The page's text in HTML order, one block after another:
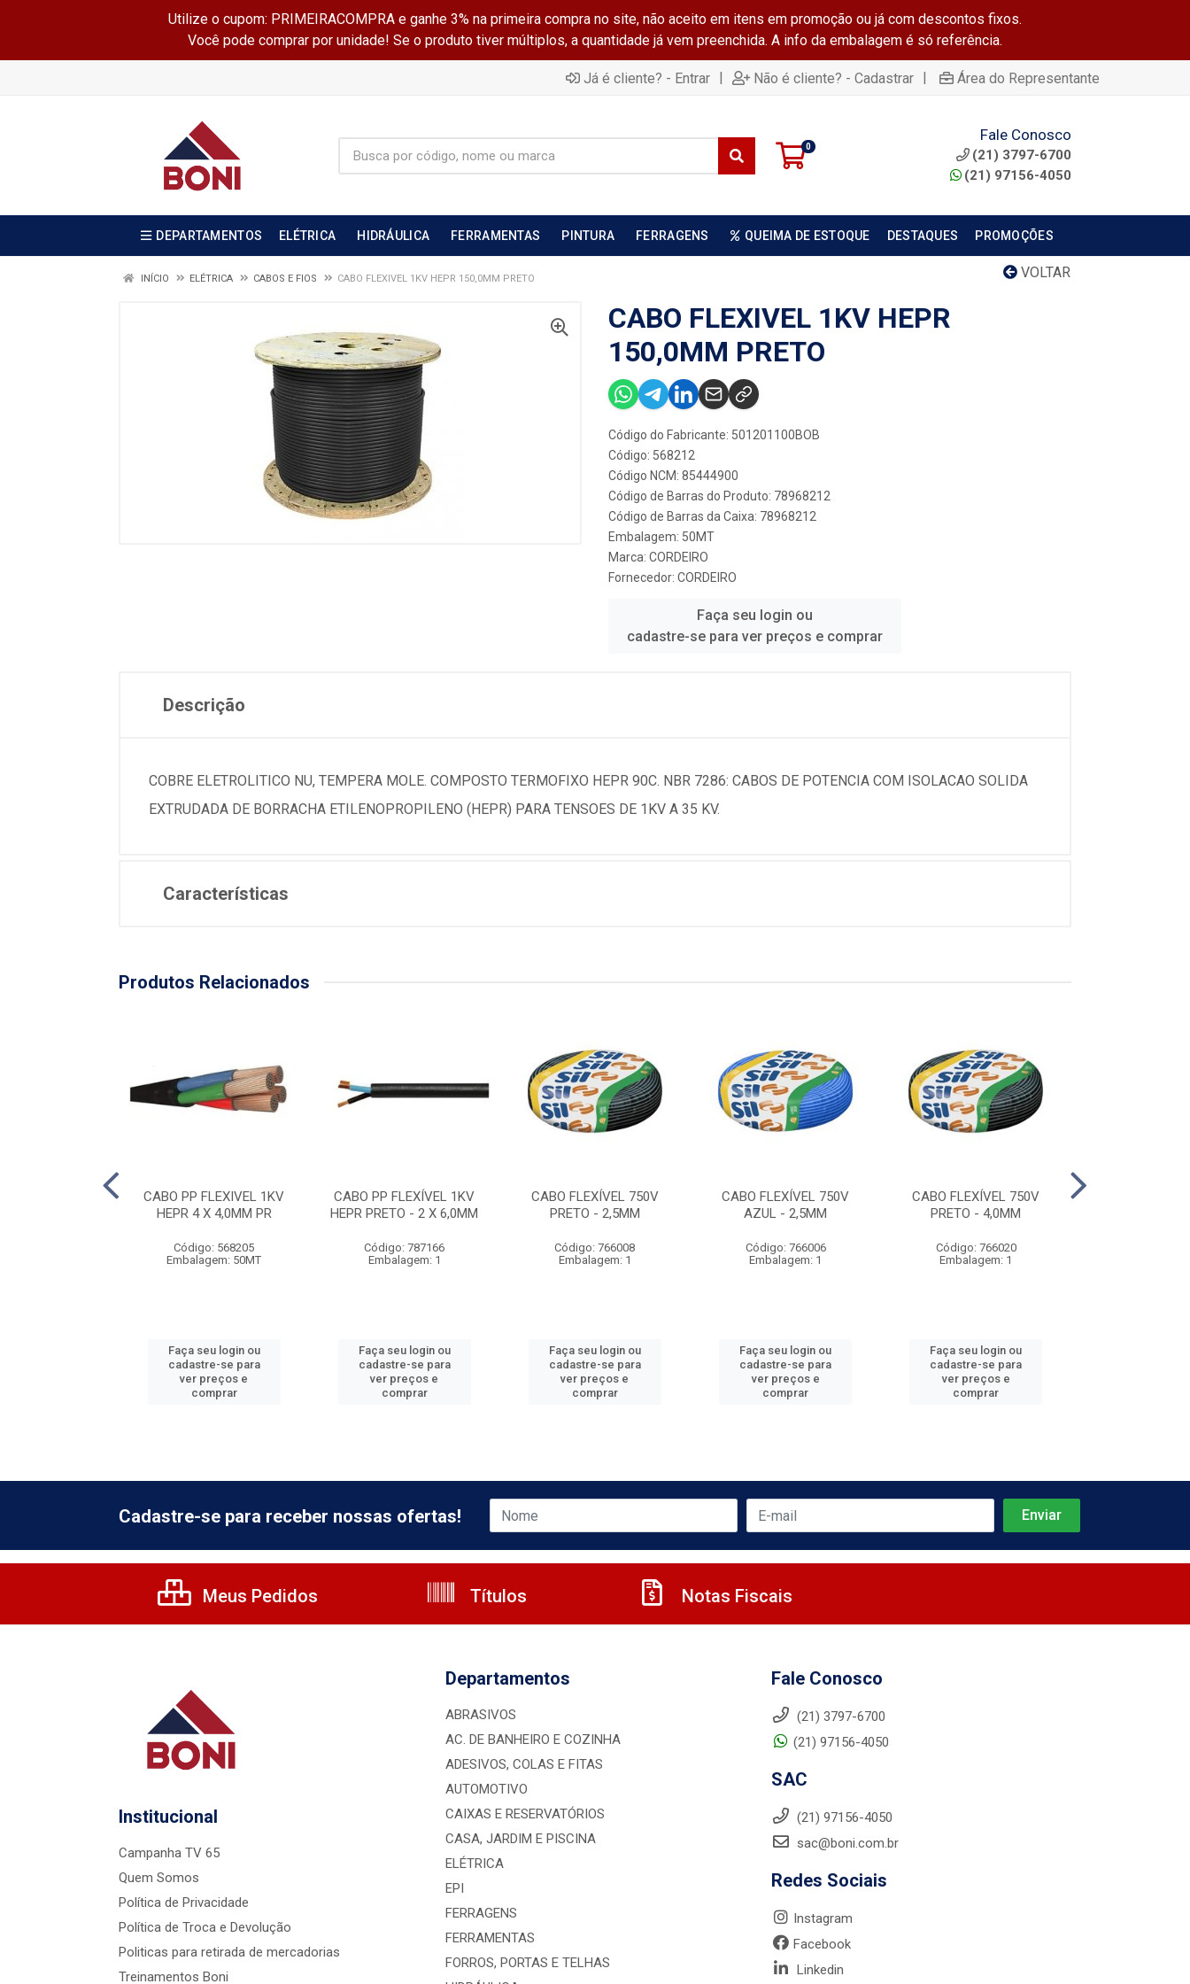
Utilize o cupom: PRIMEIRACOMPRA e ganhe 3% na primeira compra no site, não aceito em itens em promoção ou já com descontos fixos.
Você pode comprar por unidade! Se o produto tiver múltiplos, a quantidade já vem preenchida. A info da embalagem é só referência.
Já é cliente? - Entrar | Não é cliente? - Cadastrar | Área do Representante
0
Fale Conosco
(21) 3797-6700
(21) 97156-4050
DEPARTAMENTOS ELÉTRICA HIDRÁULICA FERRAMENTAS PINTURA FERRAGENS QUEIMA DE ESTOQUE DESTAQUES PROMOÇÕES
VOLTAR
INÍCIO ELÉTRICA CABOS E FIOS CABO FLEXIVEL 1KV HEPR 150,0MM PRETO
CABO FLEXIVEL 1KV HEPR
150,0MM PRETO
Código do Fabricante: 501201100BOB
Código: 568212
Código NCM: 85444900
Código de Barras do Produto: 78968212
Código de Barras da Caixa: 78968212
Embalagem: 50MT
Marca: CORDEIRO
Fornecedor: CORDEIRO
Faça seu login ou
cadastre-se para ver preços e comprar
Descrição
COBRE ELETROLITICO NU, TEMPERA MOLE. COMPOSTO TERMOFIXO HEPR 90C. NBR 7286: CABOS DE POTENCIA COM ISOLACAO SOLIDA
EXTRUDADA DE BORRACHA ETILENOPROPILENO (HEPR) PARA TENSOES DE 1KV A 35 KV.
Características
Produtos Relacionados
CABO PP FLEXIVEL 1KV
HEPR 4 X 4,0MM PR
Código: 568205
Embalagem: 50MT
Faça seu login ou
cadastre-se para
ver preços e
comprar
CABO PP FLEXÍVEL 1KV
HEPR PRETO - 2 X 6,0MM
Código: 787166
Embalagem: 1
Faça seu login ou
cadastre-se para
ver preços e
comprar
CABO FLEXÍVEL 750V
PRETO - 2,5MM
Código: 766008
Embalagem: 1
Faça seu login ou
cadastre-se para
ver preços e
comprar
CABO FLEXÍVEL 750V
AZUL - 2,5MM
Código: 766006
Embalagem: 1
Faça seu login ou
cadastre-se para
ver preços e
comprar
CABO FLEXÍVEL 750V
PRETO - 4,0MM
Código: 766020
Embalagem: 1
Faça seu login ou
cadastre-se para
ver preços e
comprar
Cadastre-se para receber nossas ofertas!
Meus Pedidos Títulos Notas Fiscais
Institucional
Campanha TV 65
Quem Somos
Política de Privacidade
Política de Troca e Devolução
Politicas para retirada de mercadorias
Treinamentos Boni
Departamentos
ABRASIVOS
AC. DE BANHEIRO E COZINHA
ADESIVOS, COLAS E FITAS
AUTOMOTIVO
CAIXAS E RESERVATÓRIOS
CASA, JARDIM E PISCINA
ELÉTRICA
EPI
FERRAGENS
FERRAMENTAS
FORROS, PORTAS E TELHAS
Fale Conosco
(21) 3797-6700
(21) 97156-4050
SAC
(21) 97156-4050
sac@boni.com.br
Redes Sociais
Instagram
Facebook
Linkedin